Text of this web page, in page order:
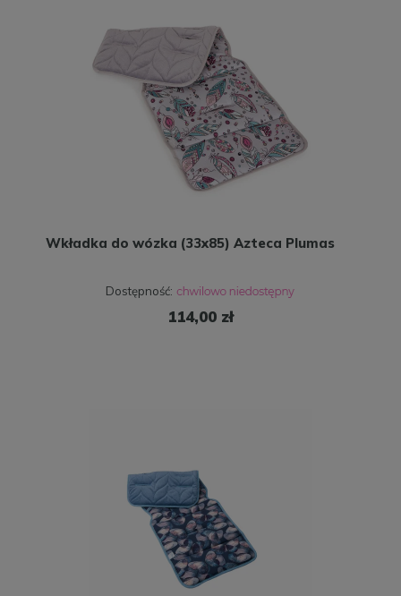
Wkładka do wózka (33x85) Azteca Plumas
Dostępność:
114,00 zł